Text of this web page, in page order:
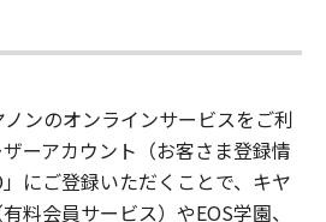
ノンのオンラインサービスをご利
ーアカウント（お客さま登録情
にご登録いただくことで、キヤ
料会員サービス）やEOS学園、